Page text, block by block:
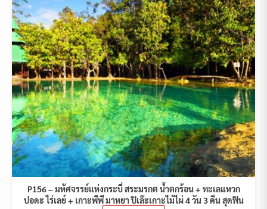
P156 – มหัศจรรย์แห่งกระบี่ สระมรกต น้ำตกร้อน + ทะเลแหวก
ปอดะ ไร่เลย์ + เกาะพีพี มาหยา ปิเล๊ะเกาะไม้ไผ่ 4 วัน 3 คืน สุดฟิน